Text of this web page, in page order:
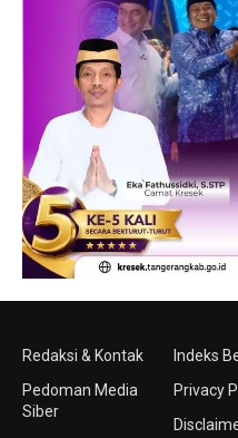
Redaksi & Kontak
Pedoman Media
Siber
Indeks
Privacy